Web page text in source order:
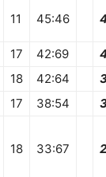
11 45:46
17 42:69
18 42:64
17 38:54
18 33:67